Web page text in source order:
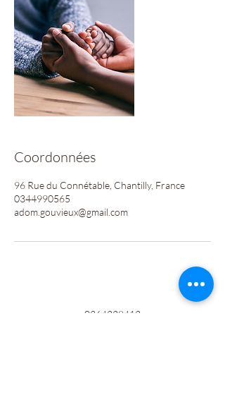
Coordonnées
96 Rue du Connétable, Chantilly, France
0344990565
adom.gouvieux@gmail.com
0364228412